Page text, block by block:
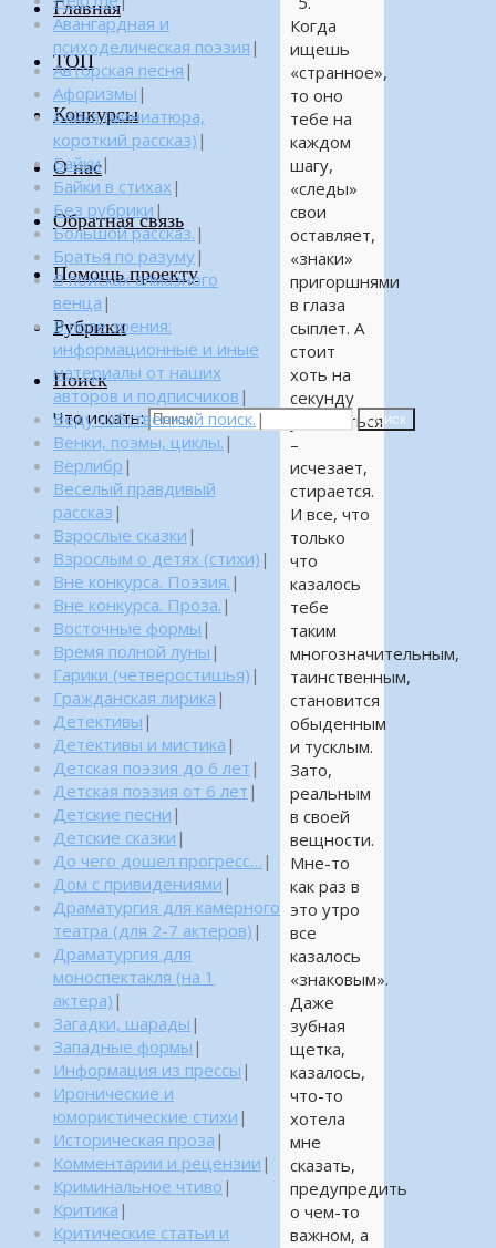
Главная
ТОП
Конкурсы
О нас
Обратная связь
Помощь проекту
Рубрики
Поиск
Что искать: Поиск
Когда
ищешь
«странное»,
то оно
тебе на
каждом
шагу,
«следы»
свои
оставляет,
«знаки»
пригоршнями
в глаза
сыплет. А
стоит
хоть на
секунду
усомниться
–
исчезает,
стирается.
И все, что
только
что
казалось
тебе
таким
многозначительным,
таинственным,
становится
обыденным
и тусклым.
Зато,
реальным
в своей
вещности.
Мне-то
как раз в
это утро
все
казалось
«знаковым».
Даже
зубная
щетка,
казалось,
что-то
хотела
мне
сказать,
предупредить
о чем-то
важном, а
Авангардная и
психоделическая поэзия |
Авторская песня |
Афоризмы |
Байка (миниатюра,
короткий рассказ) |
Байки|
Байки в стихах |
Без рубрики |
Большой рассказ. |
Братья по разуму|
В поисках алмазного
венца |
В поле зрения:
информационные и иные
материалы от наших
авторов и подписчиков |
Веду собственный поиск. |
Венки, поэмы, циклы. |
Верлибр |
Веселый правдивый
рассказ |
Взрослые сказки |
Взрослым о детях (стихи) |
Вне конкурса. Поэзия. |
Вне конкурса. Проза. |
Восточные формы |
Время полной луны |
Гарики (четверостишья) |
Гражданская лирика |
Детективы |
Детективы и мистика |
Детская поэзия до 6 лет |
Детская поэзия от 6 лет |
Детские песни |
Детские сказки |
До чего дошел прогресс… |
Дом с привидениями |
Драматургия для камерного
театра (для 2-7 актеров) |
Драматургия для
моноспектакля (на 1
актера) |
Загадки, шарады |
Западные формы |
Информация из прессы |
Иронические и
юмористические стихи |
Историческая проза |
Комментарии и рецензии |
Криминальное чтиво |
Критика |
Критические статьи и